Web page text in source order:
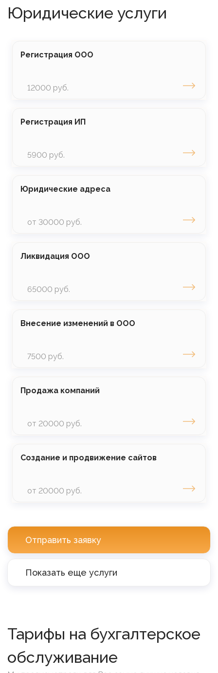
Юридические услуги
Регистрация ООО
12000 руб.
Регистрация ИП
5900 руб.
Юридические адреса
от 30000 руб.
Ликвидация ООО
65000 руб.
Внесение изменений в ООО
7500 руб.
Продажа компаний
от 20000 руб.
Создание и продвижение сайтов
от 20000 руб.
Отправить заявку
Показать еще услуги
Тарифы на бухгалтерское
обслуживание